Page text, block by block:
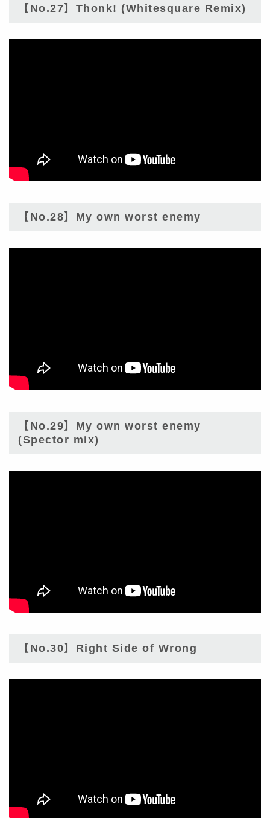
【No.27】Thonk! (Whitesquare Remix)
【No.28】My own worst enemy
【No.29】My own worst enemy
(Spector mix)
【No.30】Right Side of Wrong